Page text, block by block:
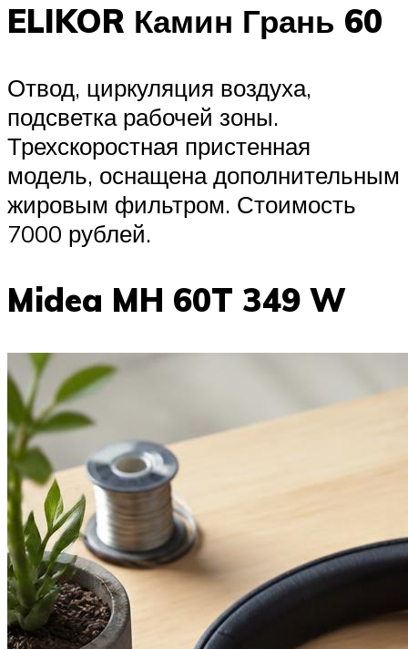
ELIKOR Камин Грань 60
Отвод, циркуляция воздуха,
подсветка рабочей зоны.
Трехскоростная пристенная
модель, оснащена дополнительным
жировым фильтром. Стоимость
7000 рублей.
Midea MH 60T 349 W